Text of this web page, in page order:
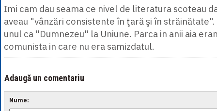
Imi cam dau seama ce nivel de literatura scoteau
aveau "vânzări consistente în ţară şi în străinătate".
unul ca "Dumnezeu" la Uniune. Parca in anii aia
comunista in care nu era samizdatul.
Adaugă un comentariu
Nume: